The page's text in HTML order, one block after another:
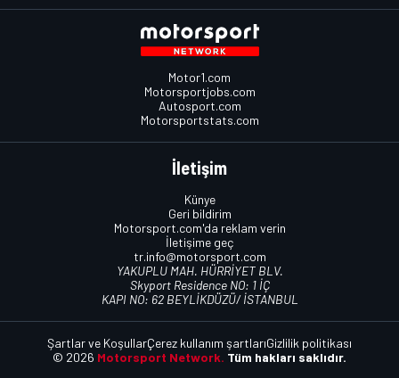
Motor1.com
Motorsportjobs.com
Autosport.com
Motorsportstats.com
İletişim
Künye
Geri bildirim
Motorsport.com'da reklam verin
İletişime geç
tr.info@motorsport.com
YAKUPLU MAH. HÜRRİYET BLV.
Skyport Residence NO: 1 İÇ
KAPI NO: 62 BEYLİKDÜZÜ/ İSTANBUL
© 2026 Motorsport Network. Tüm hakları saklıdır.
Şartlar ve KoşullarÇerez kullanım şartlarıGizlilik politikası